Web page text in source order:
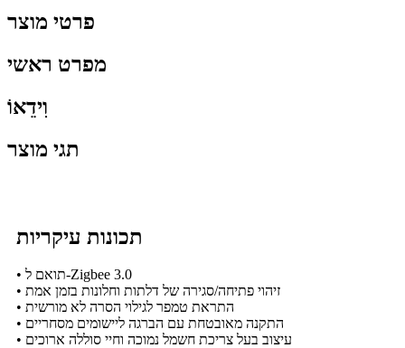
פרטי מוצר
מפרט ראשי
וִידֵאוֹ
תגי מוצר
תכונות עיקריות
• תואם ל-Zigbee 3.0
• זיהוי פתיחה/סגירה של דלתות וחלונות בזמן אמת
• התראת טמפר לגילוי הסרה לא מורשית
• התקנה מאובטחת עם הברגה ליישומים מסחריים
• עיצוב בעל צריכת חשמל נמוכה וחיי סוללה ארוכים